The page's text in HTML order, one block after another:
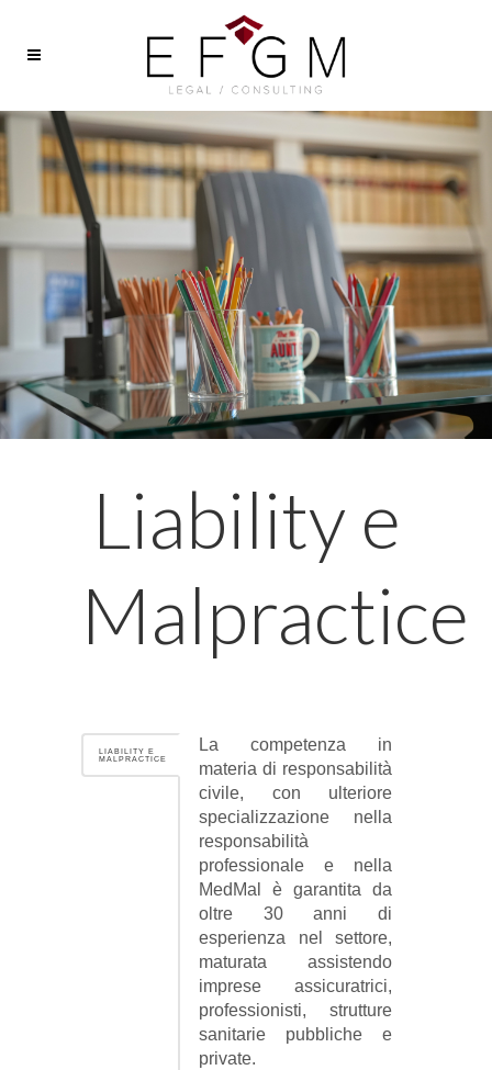
Liability e
Malpractice
LIABILITY E
MALPRACTICE
La competenza in
materia di responsabilità
civile, con ulteriore
specializzazione nella
responsabilità
professionale e nella
MedMal è garantita da
oltre 30 anni di
esperienza nel settore,
maturata assistendo
imprese assicuratrici,
professionisti, strutture
sanitarie pubbliche e
private.